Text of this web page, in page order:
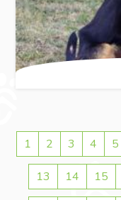
1 2 3 4 5
13 14 15